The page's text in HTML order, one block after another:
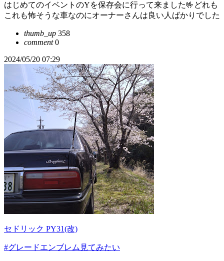
はじめてのイベントのYを保存会に行って来ました🤟どれも
これも怖そうな車なのにオーナーさんは良い人ばかりでした
thumb_up 358
comment0
2024/05/20 07:29
セドリック PY31(改)
#グレードエンブレム見てみたい